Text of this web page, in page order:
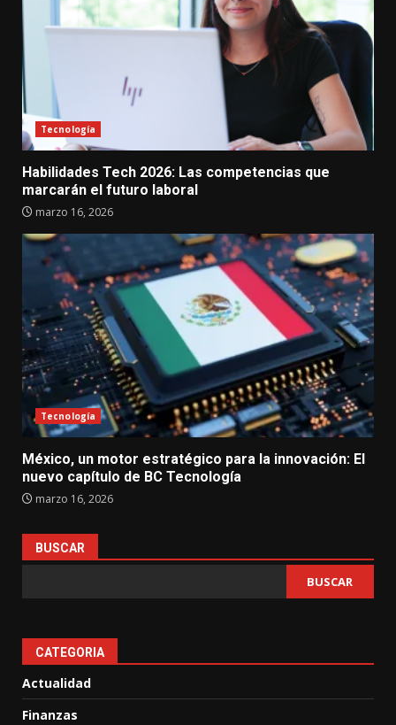
Tecnología
Habilidades Tech 2026: Las competencias que
marcarán el futuro laboral
marzo 16, 2026
Tecnología
México, un motor estratégico para la innovación: El
nuevo capítulo de BC Tecnología
marzo 16, 2026
BUSCAR
BUSCAR
CATEGORIA
Actualidad
Finanzas